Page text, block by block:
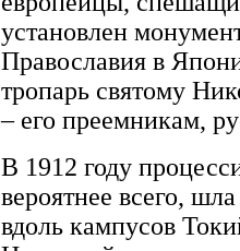
установлен
Православия в
тропарь святому
– его преемникам,
В 1912 году
вероятнее всего,
вдоль кампусов